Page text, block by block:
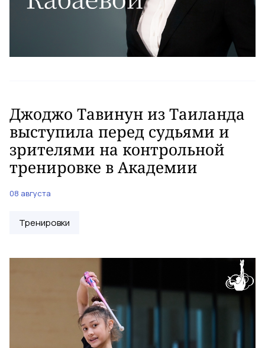
Джоджо Тавинун из Таиланда
выступила перед судьями и
зрителями на контрольной
тренировке в Академии
08 августа
Тренировки